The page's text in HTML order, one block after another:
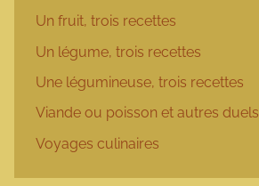
Un fruit, trois recettes
Un légume, trois recettes
Une légumineuse, trois recettes
Viande ou poisson et autres duels
Voyages culinaires